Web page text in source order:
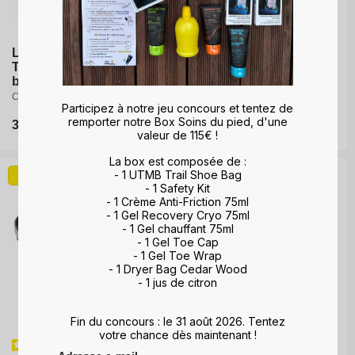
Lot de 2 paires - Winter
Trail Protect
blanc/orange
Chaussettes de trail running hiver
Prix
37,90€
Prix
49,90€
Lot de 2 paires - Winter
Trail Protect
blanc/orange
Chaussettes de trail running hiver
Prix
37,90€
Prix
49,90€
40-41
Lot de 3 paires - Run
Anatomic Low noir
Prix
promotionnel
31,90€
Prix
44,85€
-19%
Participez à notre jeu concours et tentez de
remporter notre Box Soins du pied, d'une
valeur de 115€ !
La box est composée de :
- 1 UTMB Trail Shoe Bag
- 1 Safety Kit
- 1 Crème Anti-Friction 75ml
- 1 Gel Recovery Cryo 75ml
- 1 Gel chauffant 75ml
- 1 Gel Toe Cap
- 1 Gel Toe Wrap
- 1 Dryer Bag Cedar Wood
- 1 jus de citron
Fin du concours : le 31 août 2026. Tentez
votre chance dès maintenant !